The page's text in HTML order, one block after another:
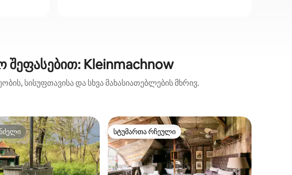
შეფასებით: Kleinmachnow
სისუფთავისა და სხვა მახასიათებლების მხრივ.
სტუმართა რჩეული
სტუმართა რჩეული